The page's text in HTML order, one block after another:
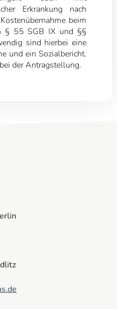
Erkrankung nach
beim
§ 55 SGB IX und §§
sind hierbei eine
und ein Sozialbericht.
der Antragstellung.